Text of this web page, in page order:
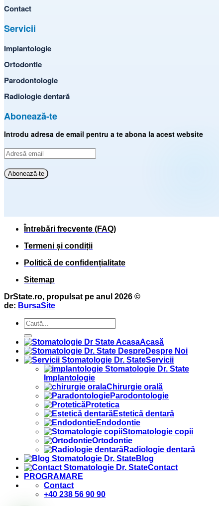
Contact
Servicii
Implantologie
Ortodontie
Parodontologie
Radiologie dentară
Abonează-te
Introdu adresa de email pentru a te abona la acest website
Adresă
Abonează-te
Întrebări frecvente (FAQ)
Termeni și condiții
Politică de confidențialitate
Sitemap
DrState.ro, propulsat pe anul 2026 ©
de: BursaSite
Acasă
Despre Noi
Servicii
Implantologie
Chirurgie orală
Parodontologie
Protetica
Estetică dentară
Endodontie
Stomatologie copii
Ortodontie
Radiologie dentară
Blog
Contact
PROGRAMARE
Contact
+40 238 56 90 90